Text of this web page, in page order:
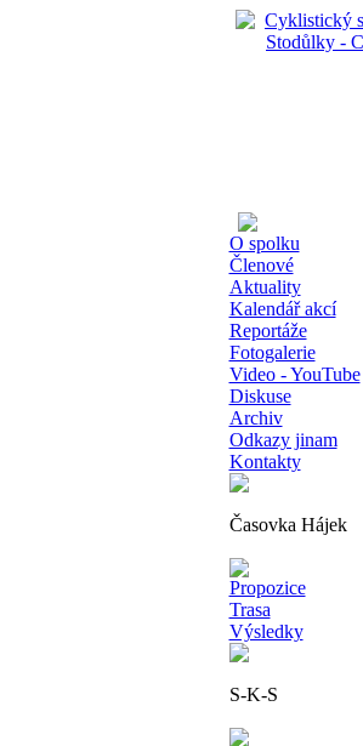
O spolku
Členové
Aktuality
Kalendář akcí
Reportáže
Fotogalerie
Video - YouTube
Diskuse
Archiv
Odkazy jinam
Kontakty
Časovka Hájek
Propozice
Trasa
Výsledky
S-K-S